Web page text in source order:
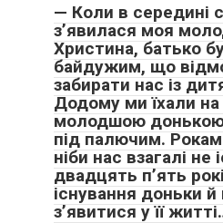
— Коли в середині
з’явилася моя
Христина, батько
байдужим, що
забирати нас із
Додому ми їхали на
молодшою
під палючим.
ніби нас взагалі не
двадцять п’ять
існування доньки й
з’явитися у її